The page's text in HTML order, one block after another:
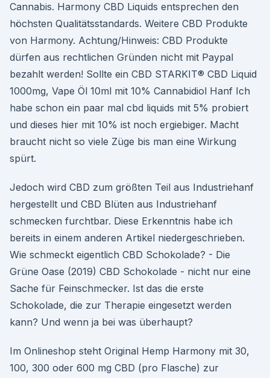
Cannabis. Harmony CBD Liquids entsprechen den
höchsten Qualitätsstandards. Weitere CBD Produkte
von Harmony. Achtung/Hinweis: CBD Produkte
dürfen aus rechtlichen Gründen nicht mit Paypal
bezahlt werden! Sollte ein CBD STARKIT® CBD Liquid
1000mg, Vape Öl 10ml mit 10% Cannabidiol Hanf Ich
habe schon ein paar mal cbd liquids mit 5% probiert
und dieses hier mit 10% ist noch ergiebiger. Macht
braucht nicht so viele Züge bis man eine Wirkung
spürt.
Jedoch wird CBD zum größten Teil aus Industriehanf
hergestellt und CBD Blüten aus Industriehanf
schmecken furchtbar. Diese Erkenntnis habe ich
bereits in einem anderen Artikel niedergeschrieben.
Wie schmeckt eigentlich CBD Schokolade? - Die
Grüne Oase (2019) CBD Schokolade - nicht nur eine
Sache für Feinschmecker. Ist das die erste
Schokolade, die zur Therapie eingesetzt werden
kann? Und wenn ja bei was überhaupt?
Im Onlineshop steht Original Hemp Harmony mit 30,
100, 300 oder 600 mg CBD (pro Flasche) zur